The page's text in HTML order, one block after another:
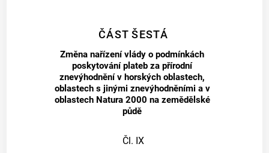
ČÁST ŠESTÁ
Změna nařízení vlády o podmínkách
poskytování plateb za přírodní
znevýhodnění v horských oblastech,
oblastech s jinými znevýhodněními a v
oblastech Natura 2000 na zemědělské
půdě
Čl. IX